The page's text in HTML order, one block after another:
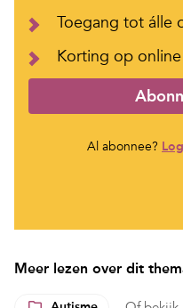
Toegang tot álle
Korting op
Al abonnee?
Meer lezen over dit